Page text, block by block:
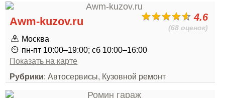
4.6
(68 оценок)
Awm-kuzov.ru
Москва
пн-пт 10:00–19:00; сб 10:00–16:00
Показать на карте
Рубрики: Автосервисы, Кузовной ремонт